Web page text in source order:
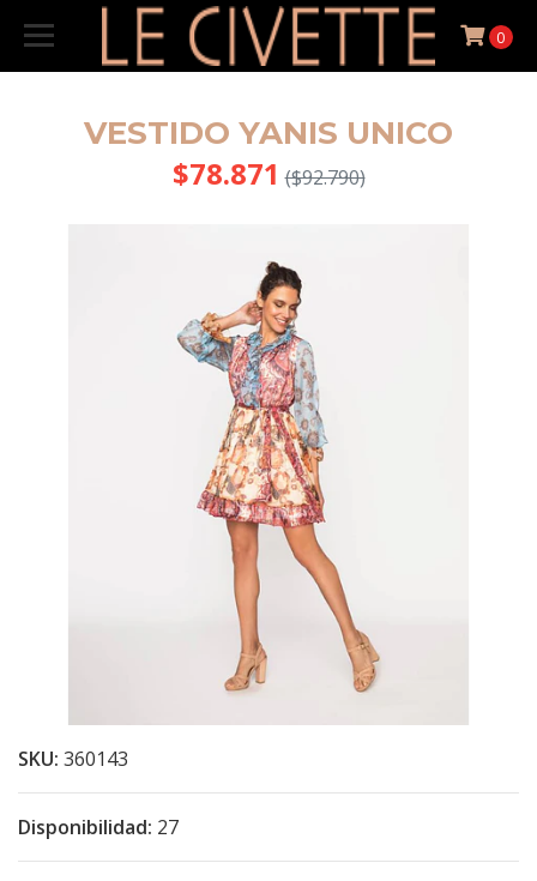
0
VESTIDO YANIS UNICO
$78.871 ($92.790)
SKU: 360143
Disponibilidad: 27